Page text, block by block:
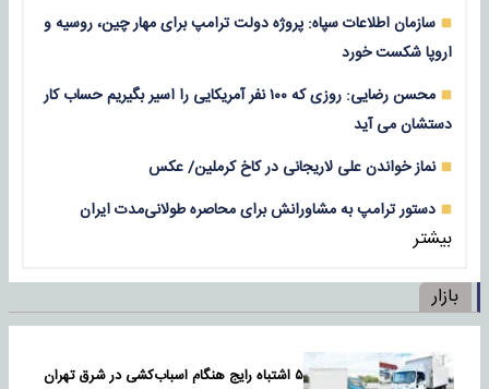
سازمان اطلاعات سپاه: پروژه دولت ترامپ برای مهار چین، روسیه و
اروپا شکست خورد
محسن رضایی: روزی که ۱۰۰ نفر آمریکایی را اسیر بگیریم حساب کار
دستشان می آید
نماز خواندن علی لاریجانی در کاخ کرملین/ عکس
دستور ترامپ به مشاورانش برای محاصره طولانی‌مدت ایران
بیشتر
بازار
۵ اشتباه رایج هنگام اسباب‌کشی در شرق تهران